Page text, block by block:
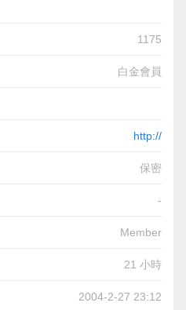
1175
白金會員
http://
保密
-
Member
21 小時
2004-2-27 23:12